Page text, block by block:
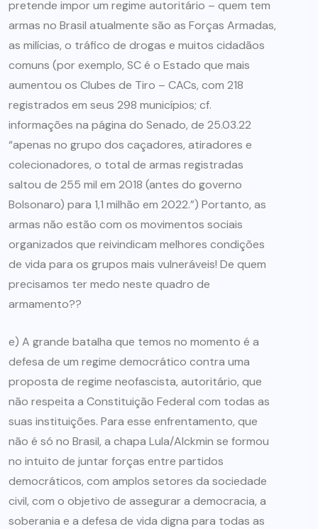
pretende impor um regime autoritário – quem tem
armas no Brasil atualmente são as Forças Armadas,
as milícias, o tráfico de drogas e muitos cidadãos
comuns (por exemplo, SC é o Estado que mais
aumentou os Clubes de Tiro – CACs, com 218
registrados em seus 298 municípios; cf.
informações na página do Senado, de 25.03.22
“apenas no grupo dos caçadores, atiradores e
colecionadores, o total de armas registradas
saltou de 255 mil em 2018 (antes do governo
Bolsonaro) para 1,1 milhão em 2022.”) Portanto, as
armas não estão com os movimentos sociais
organizados que reivindicam melhores condições
de vida para os grupos mais vulneráveis! De quem
precisamos ter medo neste quadro de
armamento??
e) A grande batalha que temos no momento é a
defesa de um regime democrático contra uma
proposta de regime neofascista, autoritário, que
não respeita a Constituição Federal com todas as
suas instituições. Para esse enfrentamento, que
não é só no Brasil, a chapa Lula/Alckmin se formou
no intuito de juntar forças entre partidos
democráticos, com amplos setores da sociedade
civil, com o objetivo de assegurar a democracia, a
soberania e a defesa de vida digna para todas as